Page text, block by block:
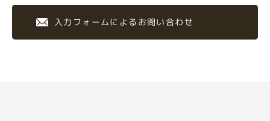
入力フォームによるお問い合わせ